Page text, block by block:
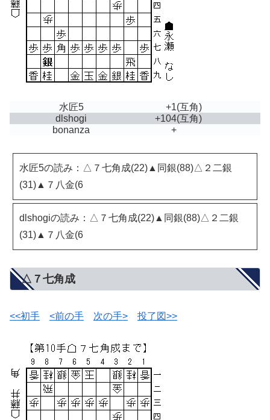
水匠5 +1(互角)
dlshogi
+104(互角)
bonanza
+
水匠5の読み：△７七角成(22)▲同銀(88)△２二銀
(31)▲７八金(6
dlshogiの読み：△７七角成(22)▲同銀(88)△２二銀
(31)▲７八金(6
△７七角成
<<初手 <前の手 次の手> 投了図>>